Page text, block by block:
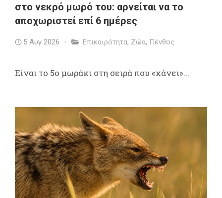
στο νεκρό μωρό του: αρνείται να το
αποχωριστεί επί 6 ημέρες
5 Αυγ 2026 Επικαιρότητα, Ζώα, Πένθος
Είναι το 5ο μωράκι στη σειρά που «χάνει»...